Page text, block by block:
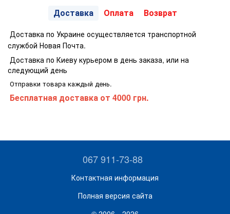
Доставка Оплата Возврат
Доставка по Украине осуществляется транспортной
службой Новая Почта.
Доставка по Киеву курьером в день заказа, или на
следующий день
Отправки товара каждый день.
Бесплатная доставка от 4000 грн.
067 911-73-88
Контактная информация
Полная версия сайта